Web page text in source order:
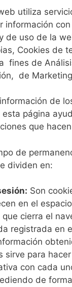
utiliza
información
de uso de la
Cookies de
fines de
de
de
esta página
que
de
dividen en:
Son
en el
cierra el
registrada en
sirve para
con cada
de